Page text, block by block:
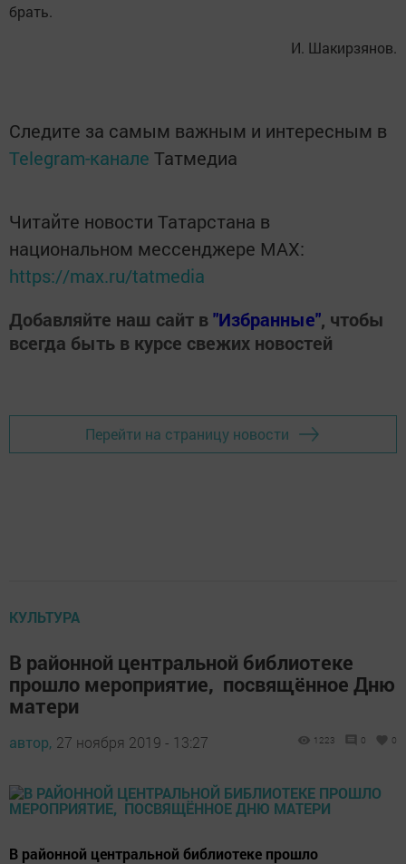
брать.
И. Шакирзянов.
Следите за самым важным и интересным в
Telegram-канале Татмедиа
Читайте новости Татарстана в
национальном мессенджере MАХ:
https://max.ru/tatmedia
Добавляйте наш сайт в"Избранные", чтобы
всегда быть в курсе свежих новостей
Перейти на страницу новости
КУЛЬТУРА
В районной центральной библиотеке
прошло мероприятие, посвящённое Дню
матери
автор, 27 ноября 2019 - 13:27 1223 0 0
В районной центральной библиотеке прошло